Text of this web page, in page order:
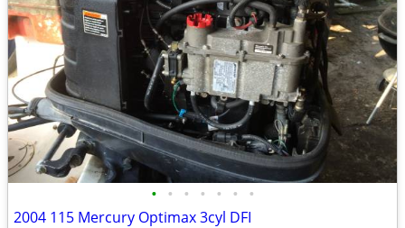
• • • • • • •
2004 115 Mercury Optimax 3cyl DFI